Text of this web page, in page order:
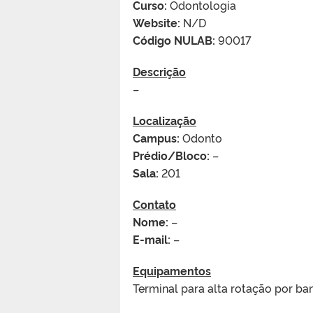
Curso: Odontologia
Website: N/D
Código NULAB: 90017
Descrição
–
Localização
Campus: Odonto
Prédio/Bloco: –
Sala: 201
Contato
Nome: –
E-mail: –
Equipamentos
Terminal para alta rotação por